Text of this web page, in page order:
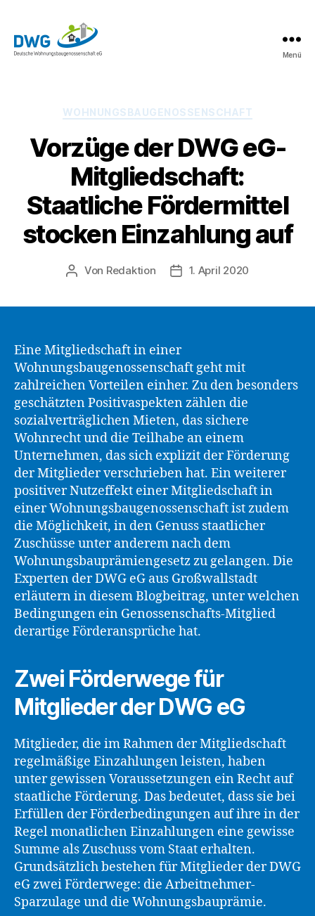
Menü
Kategorien
WOHNUNGSBAUGENOSSENSCHAFT
Vorzüge der DWG eG-
Mitgliedschaft:
Staatliche Fördermittel
stocken Einzahlung auf
Beitragsautor
Von Redaktion Beitragsdatum
1. April 2020
Eine Mitgliedschaft in einer
Wohnungsbaugenossenschaft geht mit
zahlreichen Vorteilen einher. Zu den besonders
geschätzten Positivaspekten zählen die
sozialverträglichen Mieten, das sichere
Wohnrecht und die Teilhabe an einem
Unternehmen, das sich explizit der Förderung
der Mitglieder verschrieben hat. Ein weiterer
positiver Nutzeffekt einer Mitgliedschaft in
einer Wohnungsbaugenossenschaft ist zudem
die Möglichkeit, in den Genuss staatlicher
Zuschüsse unter anderem nach dem
Wohnungsbauprämiengesetz zu gelangen. Die
Experten der DWG eG aus Großwallstadt
erläutern in diesem Blogbeitrag, unter welchen
Bedingungen ein Genossenschafts-Mitglied
derartige Förderansprüche hat.
Zwei Förderwege für
Mitglieder der DWG eG
Mitglieder, die im Rahmen der Mitgliedschaft
regelmäßige Einzahlungen leisten, haben
unter gewissen Voraussetzungen ein Recht auf
staatliche Förderung. Das bedeutet, dass sie bei
Erfüllen der Förderbedingungen auf ihre in der
Regel monatlichen Einzahlungen eine gewisse
Summe als Zuschuss vom Staat erhalten.
Grundsätzlich bestehen für Mitglieder der DWG
eG zwei Förderwege: die Arbeitnehmer-
Sparzulage und die Wohnungsbauprämie.